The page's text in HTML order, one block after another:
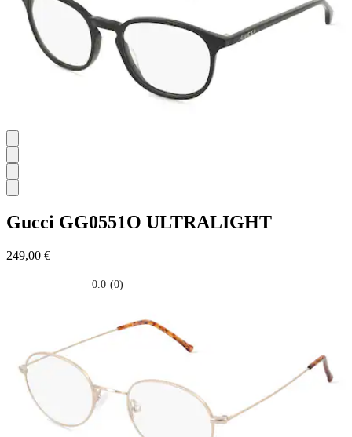
Gucci GG0551O ULTRALIGHT
249,00 €
0.0 (0)